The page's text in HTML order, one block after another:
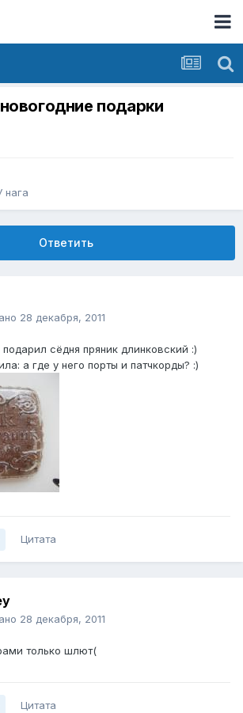
подарки
нага
Ответить
28 декабря, 2011
сёдня пряник длинковский :)
а где у него порты и патчкорды? :)
Цитата
28 декабря, 2011
только шлют(
Цитата